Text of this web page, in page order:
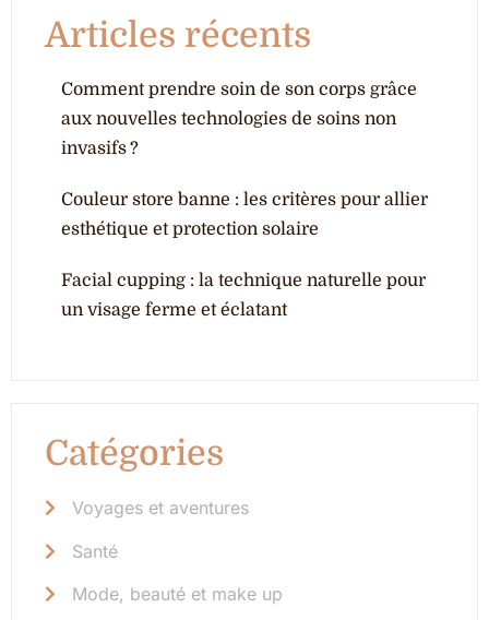
Articles récents
Comment prendre soin de son corps grâce
aux nouvelles technologies de soins non
invasifs ?
Couleur store banne : les critères pour allier
esthétique et protection solaire
Facial cupping : la technique naturelle pour
un visage ferme et éclatant
Catégories
Voyages et aventures
Santé
Mode, beauté et make up